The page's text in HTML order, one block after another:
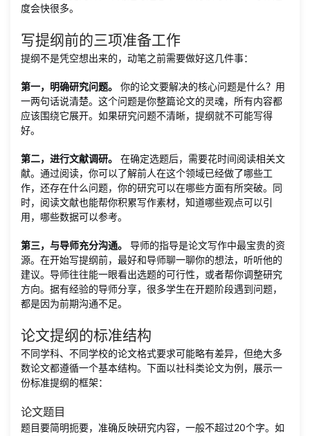
度会快很多。
写提纲前的三项准备工作
提纲不是凭空想出来的，动笔之前需要做好这几件事：
第一，明确研究问题。
你的论文要解决的核心问题是什么？用
一两句话说清楚。这个问题是你整篇论文的灵魂，所有内容都
应该围绕它展开。如果研究问题不清晰，提纲就不可能写得
好。
第二，进行文献调研。
在确定选题后，需要花时间阅读相关文
献。通过阅读，你可以了解前人在这个领域已经做了哪些工
作，还存在什么问题，你的研究可以在哪些方面有所突破。同
时，阅读文献也能帮你积累写作素材，知道哪些观点可以引
用，哪些数据可以参考。
第三，与导师充分沟通。
导师的指导是论文写作中最宝贵的资
源。在开始写提纲前，最好和导师聊一聊你的想法，听听他的
建议。导师往往能一眼看出选题的可行性，或者帮你调整研究
方向。据有经验的导师分享，很多学生在开题阶段遇到问题，
都是因为前期沟通不足。
论文提纲的标准结构
不同学科、不同学校的论文格式要求可能略有差异，但绝大多
数论文都遵循一个基本结构。下面以社科类论文为例，展示一
份标准提纲的框架：
论文题目
题目要简明扼要，准确反映研究内容，一般不超过20个字。如